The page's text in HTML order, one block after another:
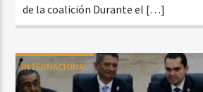
de la coalición Durante el […]
INTERNACIONAL